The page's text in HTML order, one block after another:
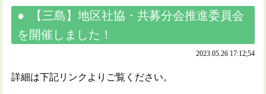
【三島】地区社協・共募分会推進委員会
を開催しました！
2023.05.26 17:12;54
詳細は下記リンクよりご覧ください。